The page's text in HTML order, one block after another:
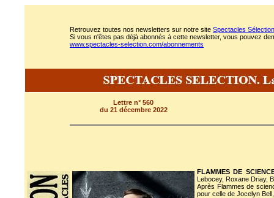
Retrouvez toutes nos newsletters sur notre site Spectacles Sélection
Si vous n'êtes pas déjà abonnés à cette newsletter, vous pouvez
www.spectacles-selection.com/abonnements
Lettre n° 560
du 21 décembre 2022
FLAMMES DE
Lebocey, Roxane Driay,
Après Flammes de
pour celle de Jocelyn